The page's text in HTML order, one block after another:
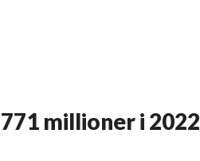
millioner i 2022